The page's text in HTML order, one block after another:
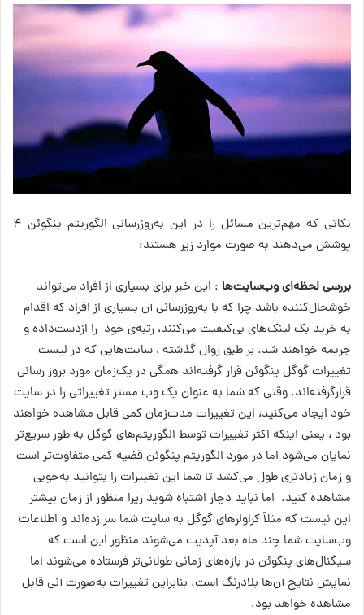
نکاتی که مهم‌ترین مسائل را در این به‌روزرسانی الگوریتم پنگوئن ۴
پوشش می‌دهند به صورت موارد زیر هستند:
بررسی لحظه‌ای وب‌سایت‌ها : این خبر برای بسیاری از افراد می‌تواند
خوشحال‌کننده باشد چرا که با به‌روز‌رسانی آن بسیاری از افراد که اقدام
به خرید بک لینک‌های بی‌کیفیت می‌کنند، رتبه‌ی خود را ازدست‌داده و
جریمه خواهند شد. بر طبق روال گذشته ، سایت‌هایی که در لیست
تغییرات گوگل پنگوئن قرار گرفته‌اند همگی در یک‌زمان مورد بروز رسانی
قرارگرفته‌اند. وقتی که شما به عنوان یک وب مستر تغییراتی را در سایت
خود ایجاد می‌کنید، این تغییرات مدت‌زمان کمی قابل مشاهده خواهند
بود ، یعنی اینکه اکثر تغییرات توسط الگوریتم‌های گوگل به طور سریع‌تر
نمایان می‌شود اما در مورد الگوریتم پنگوئن قضیه کمی متفاوت‌تر است
و زمان زیادتری طول می‌کشد تا شما این تغییرات را بتوانید به‌خوبی
مشاهده کنید. اما نباید دچار اشتباه شوید زیرا منظور از زمان بیشتر
این نیست که مثلاً کراولرهای گوگل به سایت شما سر زده‌اند و اطلاعات
وب‌سایت شما چند ماه بعد آپدیت می‌شوند منظور این است که
سیگنال‌های پنگوئن در بازه‌های زمانی طولانی‌تر فرستاده می‌شوند اما
نمایش نتایج آن‌ها بلادرنگ است. بنابراین تغییرات به‌صورت آنی قابل
مشاهده خواهد بود.